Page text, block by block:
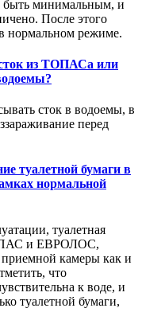
быть минимальным, и
После этого
нормальном режиме.
из ТОПАСа или
сток в водоемы, в
перед
туалетной бумаги в
нормальной
туалетная
и ЕВРОЛОС,
приемной камеры как и
что
к воде, и
туалетной бумаги,